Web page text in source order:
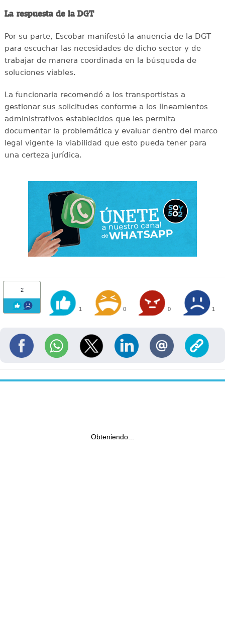
La respuesta de la DGT
Por su parte, Escobar manifestó la anuencia de la DGT
para escuchar las necesidades de dicho sector y de
trabajar de manera coordinada en la búsqueda de
soluciones viables.
La funcionaria recomendó a los transportistas a
gestionar sus solicitudes conforme a los lineamientos
administrativos establecidos que les permita
documentar la problemática y evaluar dentro del marco
legal vigente la viabilidad que esto pueda tener para
una certeza jurídica.
2
1 0 0 1
Obteniendo...